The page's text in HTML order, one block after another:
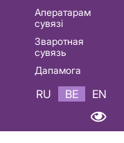
Аператарам
сувязі
Зваротная
сувязь
Дапамога
RU BE EN